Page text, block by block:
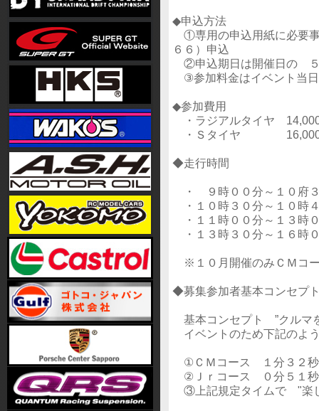
◆申込方法
①専用の申込用紙に必要
６６）申込
②申込期日は開催日の
③参加料金はイベント当
◆参加費用
・ラジアルタイヤ
・Ｓタイヤ 16,000
◆走行時間
・ ９時００分～１０府
・１０時３０分～１０時
・１１時００分～１３
・１３時３０分～１６
※１０月開催のみＣＭコ
◆募集参加者基本コンセプ
基本コンセプト ”クルマ
イベントのため下記のよ
①ＣＭコース １分３２秒
②Ｊｒコース ０分５１秒
③上記規定タイムで "楽